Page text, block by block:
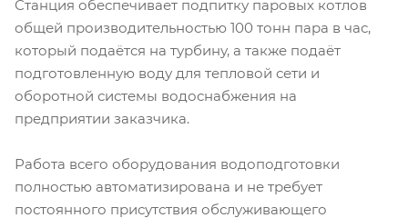
Станция обеспечивает подпитку паровых котлов
общей производительностью 100 тонн пара в час,
который подаётся на турбину, а также подаёт
подготовленную воду для тепловой сети и
оборотной системы водоснабжения на
предприятии заказчика.
Работа всего оборудования водоподготовки
полностью автоматизирована и не требует
постоянного присутствия обслуживающего